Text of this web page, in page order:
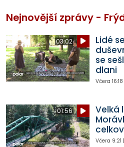
Nejnovější zprávy -
03:02
Lidé
se
dlani
Včera 16:18
01:56
Velká
Včera 9:21 |